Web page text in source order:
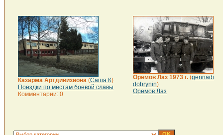
Казарма Артдивизиона (Саша К)
Поездки по местам боевой славы
Комментарии: 0
Оремов Лаз 1973 г. (gennadi
dobrynin)
Оремов Лаз